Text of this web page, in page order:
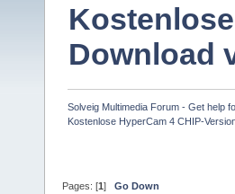
Download
Solveig Multimedia Forum - Get help
Kostenlose HyperCam 4 CHIP-
Pages: [1 ] Go Down